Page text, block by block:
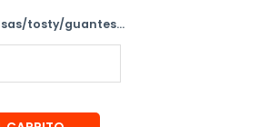
tosty/guantes...